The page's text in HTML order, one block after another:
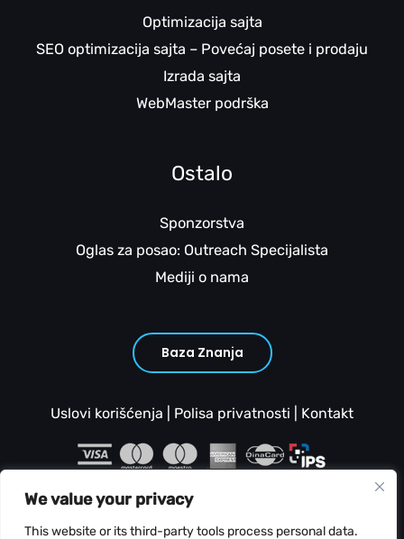
We value your privacy
This website or its third-party tools process personal data.
Optimizacija sajta
SEO optimizacija sajta – Povećaj posete i prodaju
Izrada sajta
WebMaster podrška
Ostalo
Sponzorstva
Oglas za posao: Outreach Specijalista
Mediji o nama
Baza Znanja
Uslovi korišćenja Polisa privatnosti Kontakt